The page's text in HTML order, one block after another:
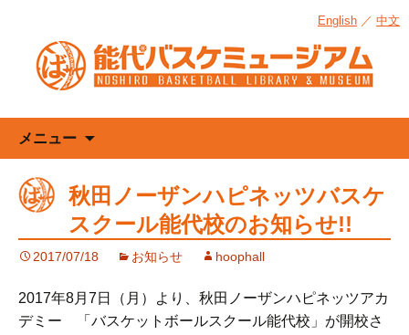
English ／ 中文
メニュー
ン
ツ
へ
ス
キ
秋田ノーザンハピネッツバスケ
スクール能代校のお知らせ!!
2017/07/18 お知らせ hoophall
2017年8月7日（月）より、秋田ノーザンハピネッツアカ
デミー 「バスケットボールスクール能代校」が開校さ